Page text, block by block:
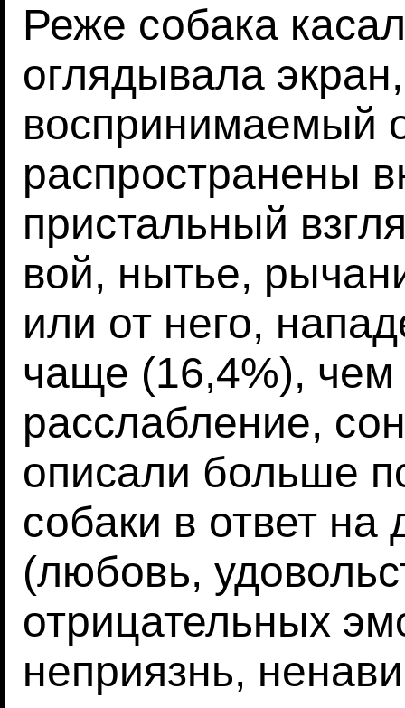
Реже собака
оглядывала
воспринимаемый
распространены
пристальный
вой, нытье,
или от него,
чаще (16,4%), чем
расслабление,
описали больше
собаки в ответ на
(любовь,
отрицательных
неприязнь,